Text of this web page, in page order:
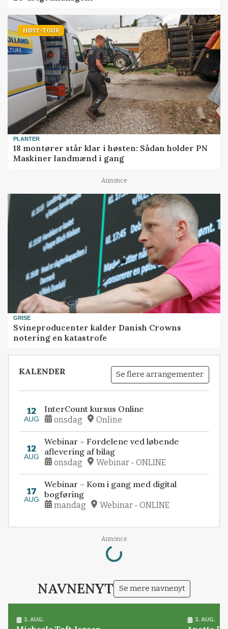
HØST-TOUR
PLANTER
18 montører står klar i høsten: Sådan holder PN
Maskiner landmænd i gang
Annonce
GRISE
Svineproducenter kalder Danish Crowns
notering en katastrofe
KALENDER Se flere arrangementer
12
AUG
InterCount kursus Online
onsdag Online
12
AUG
Webinar – Fordelene ved løbende
aflevering af bilag
onsdag Webinar - ONLINE
17
AUG
Webinar – Kom i gang med digital
bogføring
mandag Webinar - ONLINE
Annonce
Loading...
NAVNENYT Se mere navnenyt
3. AUG. 3. AUG.